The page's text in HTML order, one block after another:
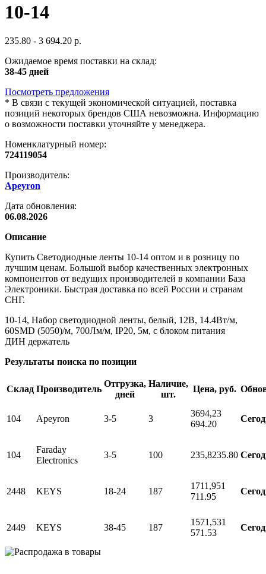
10-14
235.80 - 3 694.20 р.
Ожидаемое время поставки на склад:
38-45 дней
Посмотреть предложения
* В связи с текущей экономической ситуацией, поставка
позиций некоторых брендов США невозможна. Информацию
о возможности поставки уточняйте у менеджера.
Номенклатурный номер:
724119054
Производитель:
Apeyron
Дата обновления:
06.08.2026
Описание
Купить Светодиодные ленты 10-14 оптом и в розницу по
лучшим ценам. Большой выбор качественных электронных
компонентов от ведущих производителей в компании База
Электроники. Быстрая доставка по всей России и странам
СНГ.
10-14, Набор светодиодной ленты, белый, 12В, 14.4Вт/м,
60SMD (5050)/м, 700Лм/м, IP20, 5м, с блоком питания
ДИН держатель
Результаты поиска по позиции
Склад Производитель
Отгрузка,
дней
Наличие,
шт.
Цена, руб.
104 Apeyron 3-5 3
3694,23
694.20
104
Faraday
Electronics
3-5 100 235,8235.80
2448 KEYS 18-24 187
1711,951
711.95
2449 KEYS 38-45 187
1571,531
571.53